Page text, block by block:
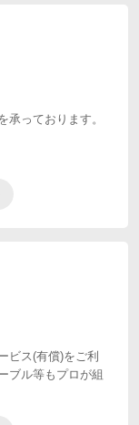
承っております。
ビス(有償)をご利
ブル等もプロが組